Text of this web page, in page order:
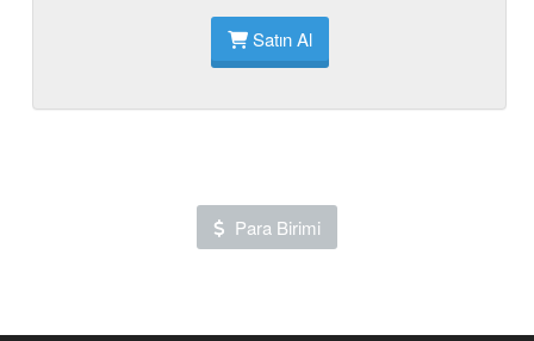
Satın Al
Para Birimi